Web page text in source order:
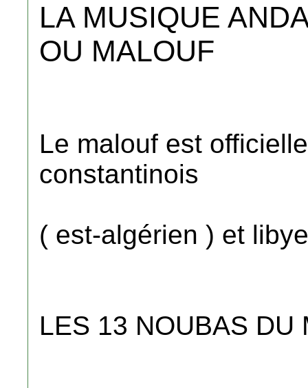
LA MUSIQUE
OU MALOUF
Le malouf est
constantinois
( est-algérien ) et
LES 13 NOUBAS DU